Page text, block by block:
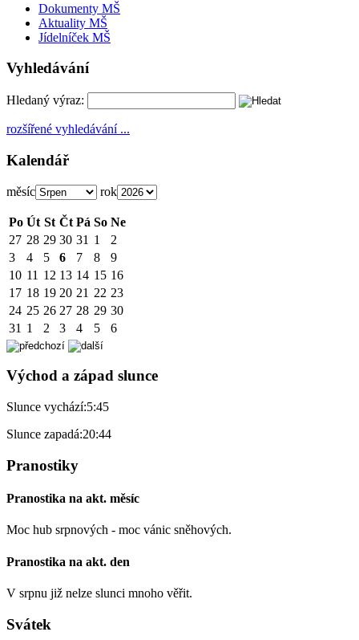
Dokumenty MŠ
Aktuality MŠ
Jídelníček MŠ
Vyhledávání
Hledaný výraz:
rozšířené vyhledávání ...
Kalendář
měsíc rok
Po Út St Čt Pá So Ne
27 28 29 30 31 1
2
3
4 5 6 7 8
9
10 11 12 13 14 15 16
17 18 19 20 21 22 23
24 25 26 27 28 29 30
31 1 2 3 4 5 6
Východ a západ slunce
Slunce vychází:5:45
Slunce zapadá:20:44
Pranostiky
Pranostika na akt. měsíc
Moc hub srpnových - moc vánic sněhových.
Pranostika na akt. den
V srpnu již nelze slunci mnoho věřit.
Svátek